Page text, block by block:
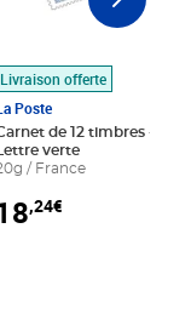
panier
Livraison offerte
Poste
de 12 timbres - Le
Lettre verte
/ France
,24€